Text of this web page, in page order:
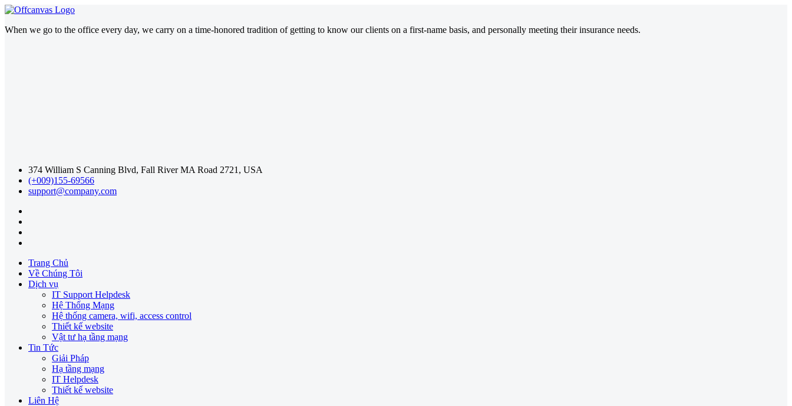
When we go to the office every day, we carry on a time-honored tradition of getting to know our clients on a first-name basis, and personally meeting their insurance needs.
374 William S Canning Blvd, Fall River MA Road 2721, USA
(+009)155-69566
support@company.com
Trang Chủ
Về Chúng Tôi
Dịch vụ
IT Support Helpdesk
Hệ Thống Mạng
Hệ thống camera, wifi, access control
Thiết kế website
Vật tư hạ tầng mạng
Tin Tức
Giải Pháp
Hạ tầng mạng
IT Helpdesk
Thiết kế website
Liên Hệ